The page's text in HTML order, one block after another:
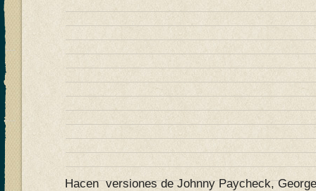
Hacen versiones de Johnny Paycheck,